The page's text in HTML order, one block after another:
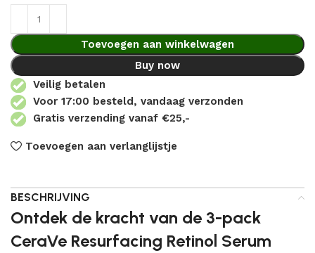
Toevoegen aan winkelwagen
Buy now
Veilig betalen
Voor 17:00 besteld, vandaag verzonden
Gratis verzending vanaf €25,-
Toevoegen aan verlanglijstje
BESCHRIJVING
Ontdek de kracht van de 3-pack
CeraVe Resurfacing Retinol Serum